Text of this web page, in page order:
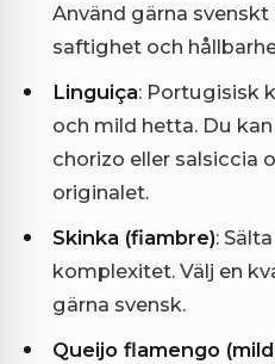
Använd gärna
saftighet och
Linguiça: Portugisisk
och mild hetta. Du
chorizo eller salsiccia
originalet.
Skinka (fiambre):
komplexitet. Välj en
gärna svensk.
Queijo flamengo